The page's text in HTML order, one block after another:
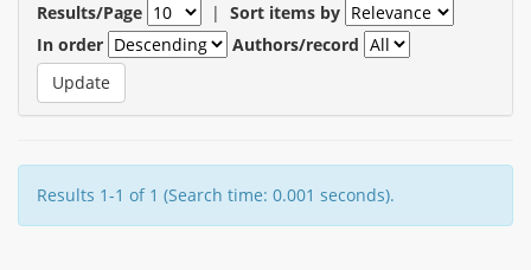
Results/Page | Sort items by
In order
Authors/record
Results 1-1 of 1 (Search time: 0.001 seconds).